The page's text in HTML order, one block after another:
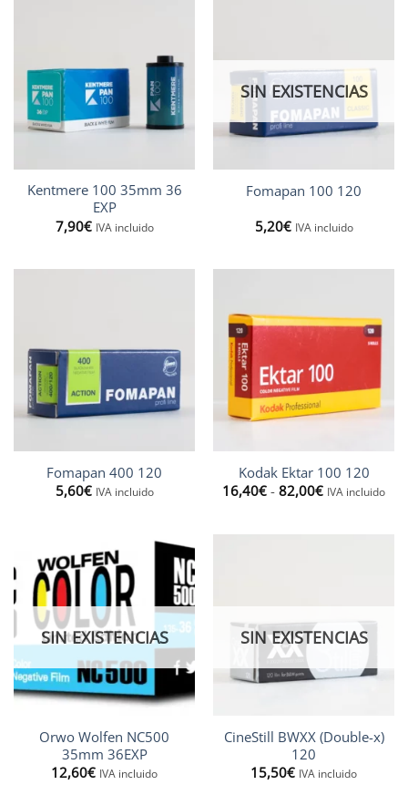
Kentmere 100 35mm 36
EXP
7,90€ IVA incluido
SIN EXISTENCIAS
Fomapan 100 120
5,20€ IVA incluido
Fomapan 400 120
5,60€ IVA incluido
Kodak Ektar 100 120
16,40€ - 82,00€Rango
IVA incluido
SIN EXISTENCIAS
Orwo Wolfen NC500
35mm 36EXP
12,60€ IVA incluido
SIN EXISTENCIAS
CineStill BWXX (Double-x)
120
15,50€ IVA incluido